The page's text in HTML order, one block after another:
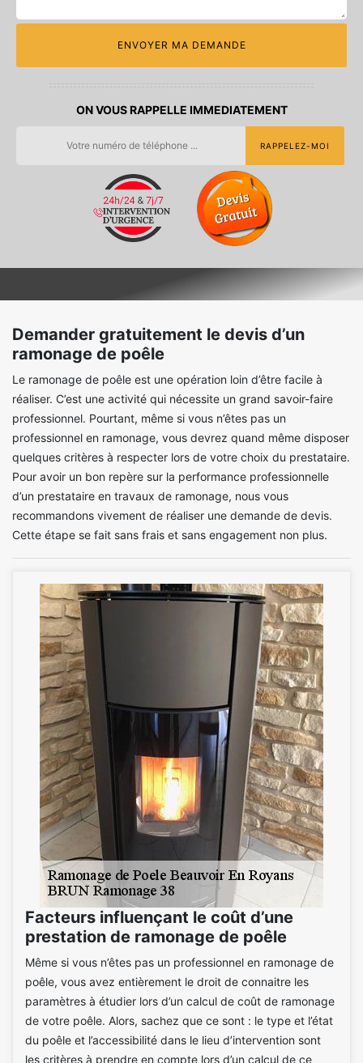
ON VOUS RAPPELLE IMMEDIATEMENT
Demander gratuitement le devis d’un
ramonage de poêle
Le ramonage de poêle est une opération loin d’être facile à
réaliser. C’est une activité qui nécessite un grand savoir-faire
professionnel. Pourtant, même si vous n’êtes pas un
professionnel en ramonage, vous devrez quand même disposer
quelques critères à respecter lors de votre choix du prestataire.
Pour avoir un bon repère sur la performance professionnelle
d’un prestataire en travaux de ramonage, nous vous
recommandons vivement de réaliser une demande de devis.
Cette étape se fait sans frais et sans engagement non plus.
Facteurs influençant le coût d’une
prestation de ramonage de poêle
Même si vous n’êtes pas un professionnel en ramonage de
poêle, vous avez entièrement le droit de connaitre les
paramètres à étudier lors d’un calcul de coût de ramonage
de votre poêle. Alors, sachez que ce sont : le type et l’état
du poêle et l’accessibilité dans le lieu d’intervention sont
les critères à prendre en compte lors d’un calcul de ce